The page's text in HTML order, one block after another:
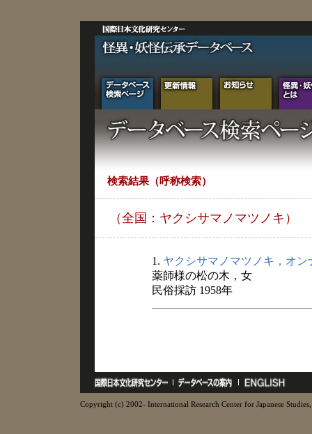
検索結果（呼称検索）
（全国：ヤクシサマノマツノキ）
1. ヤクシサマノマツノキ，オン
薬師様の松の木，女
民俗採訪 1958年
Copyright (c) 2002- International Research Center for Japanese